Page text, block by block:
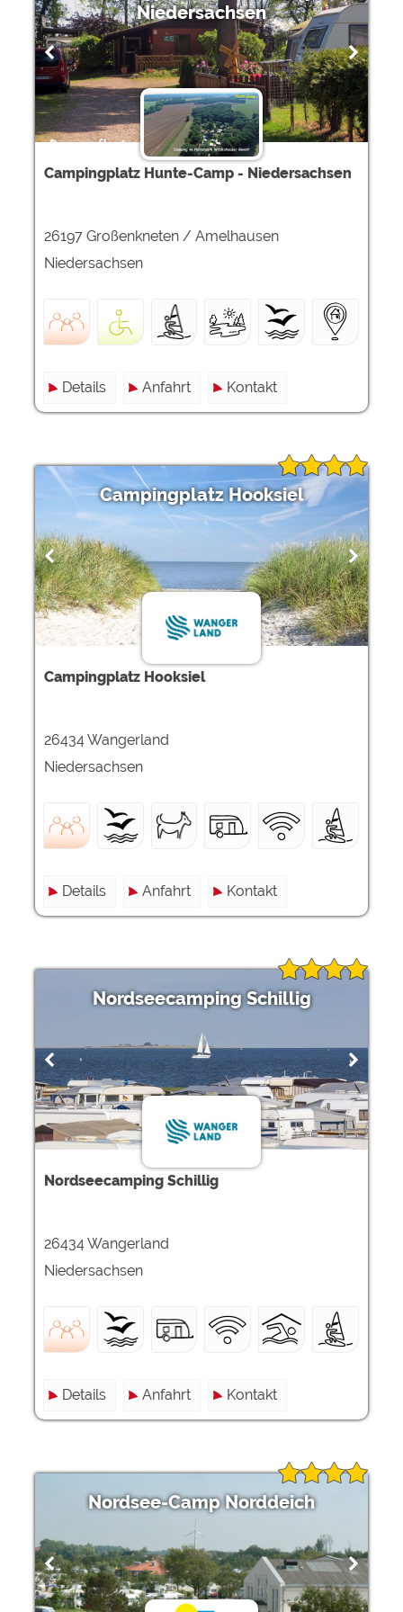
Niedersachsen
Campingplatz Hunte-Camp - Niedersachsen
26197 Großenkneten / Amelhausen
Niedersachsen
Details Anfahrt Kontakt
Campingplatz Hooksiel
Campingplatz Hooksiel
26434 Wangerland
Niedersachsen
Details Anfahrt Kontakt
Nordseecamping Schillig
Nordseecamping Schillig
26434 Wangerland
Niedersachsen
Details Anfahrt Kontakt
Nordsee-Camp Norddeich
Google Remarketing
https://policies.google.com/privacy
Die Cookieeinstellungen können jeder Zeit im Footer
über "COOKIES" geändert werden!